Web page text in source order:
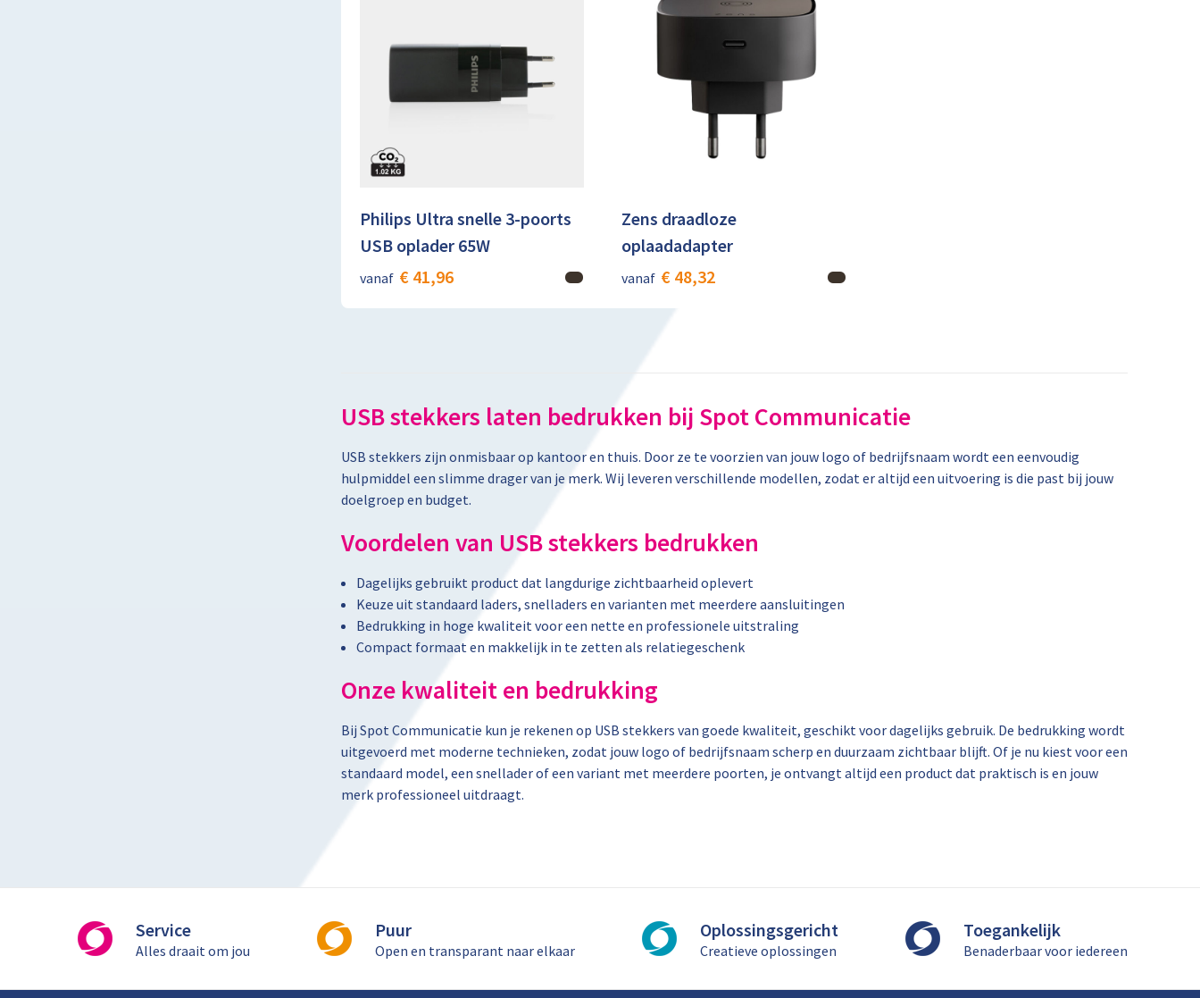
Philips Ultra snelle 3-poorts
USB oplader 65W
vanaf € 41,96
Zens draadloze
oplaadadapter
vanaf € 48,32
USB stekkers laten bedrukken bij Spot Communicatie
USB stekkers zijn onmisbaar op kantoor en thuis. Door ze te voorzien van jouw logo of bedrijfsnaam wordt een eenvoudig
hulpmiddel een slimme drager van je merk. Wij leveren verschillende modellen, zodat er altijd een uitvoering is die past bij jouw
doelgroep en budget.
Voordelen van USB stekkers bedrukken
Dagelijks gebruikt product dat langdurige zichtbaarheid oplevert
Keuze uit standaard laders, snelladers en varianten met meerdere aansluitingen
Bedrukking in hoge kwaliteit voor een nette en professionele uitstraling
Compact formaat en makkelijk in te zetten als relatiegeschenk
Onze kwaliteit en bedrukking
Bij Spot Communicatie kun je rekenen op USB stekkers van goede kwaliteit, geschikt voor dagelijks gebruik. De bedrukking wordt
uitgevoerd met moderne technieken, zodat jouw logo of bedrijfsnaam scherp en duurzaam zichtbaar blijft. Of je nu kiest voor een
standaard model, een snellader of een variant met meerdere poorten, je ontvangt altijd een product dat praktisch is en jouw
merk professioneel uitdraagt.
Service
Alles draait om jou
Puur
Open en transparant naar elkaar
Oplossingsgericht
Creatieve oplossingen
Toegankelijk
Benaderbaar voor iedereen